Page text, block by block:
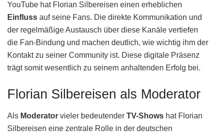
YouTube hat Florian Silbereisen einen erheblichen
Einfluss auf seine Fans. Die direkte Kommunikation und
der regelmäßige Austausch über diese Kanäle vertiefen
die Fan-Bindung und machen deutlich, wie wichtig ihm der
Kontakt zu seiner Community ist. Diese digitale Präsenz
trägt somit wesentlich zu seinem anhaltenden Erfolg bei.
Florian Silbereisen als Moderator
Als Moderator vieler bedeutender TV-Shows hat Florian
Silbereisen eine zentrale Rolle in der deutschen